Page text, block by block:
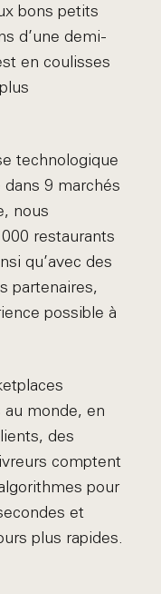
bons petits
d’une demi-
en coulisses
technologique
9 marchés
nous
restaurants
qu’avec des
partenaires,
possible à
monde, en
des
comptent
pour
et
plus rapides.